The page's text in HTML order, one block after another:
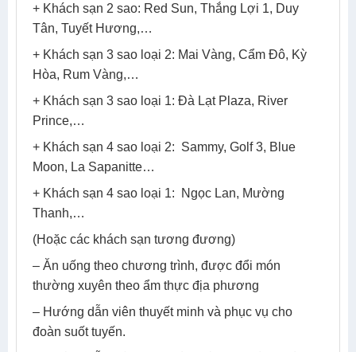
+ Khách sạn 2 sao: Red Sun, Thắng Lợi 1, Duy
Tân, Tuyết Hương,…
+ Khách sạn 3 sao loại 2: Mai Vàng, Cẩm Đô, Kỳ
Hòa, Rum Vàng,…
+ Khách sạn 3 sao loại 1: Đà Lạt Plaza, River
Prince,…
+ Khách sạn 4 sao loại 2: Sammy, Golf 3, Blue
Moon, La Sapanitte…
+ Khách sạn 4 sao loại 1: Ngọc Lan, Mường
Thanh,…
(Hoặc các khách sạn tương đương)
– Ăn uống theo chương trình, được đổi món
thường xuyên theo ẩm thực địa phương
– Hướng dẫn viên thuyết minh và phục vụ cho
đoàn suốt tuyến.